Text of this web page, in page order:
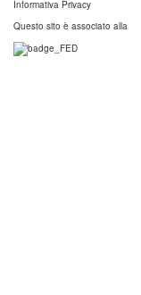
Informativa Privacy
Questo sito è associato alla